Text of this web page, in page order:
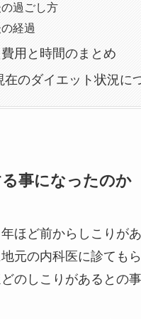
過ごし方
経過
用と時間のまとめ
在のダイエット状況に
事になったのか
ほど前からしこりが
元の内科医に診ても
のしこりがあるとの事